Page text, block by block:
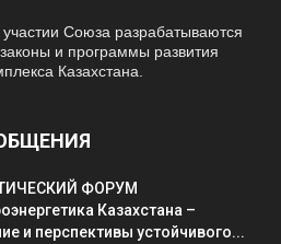
Союза разрабатываются
и программы развития
Казахстана.
ФОРУМ
Казахстана –
и перспективы устойчивого...